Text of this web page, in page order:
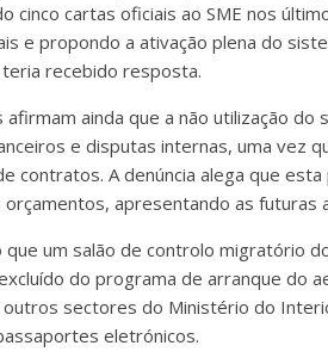
cinco cartas oficiais ao SME nos
e propondo a ativação plena do
teria recebido resposta.
afirmam ainda que a não utilização
e disputas internas, uma vez
contratos. A denúncia alega que
apresentando as futuras
que um salão de controlo migratório
do programa de arranque do
sectores do Ministério do
eletrónicos.